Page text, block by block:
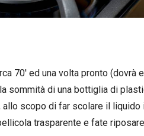
70′ ed una volta pronto (dovrà
sommità di una bottiglia di
allo scopo di far scolare il liquido
trasparente e fate